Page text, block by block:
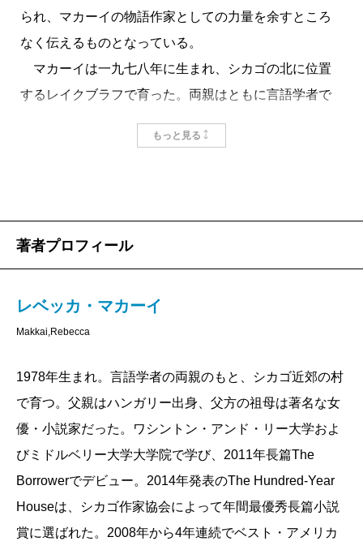
ダヤ系ルーマニア人のバイオリニストであるラデレス
クを家に迎え入れたアーロン少年は、九本しかない指
から奏でられる曲のなかに、彼の来し方の物語を聴き
取り、幻視する。アーロンの父の音楽教師だったラデ
レスクとピアニストのモルゲンシュターンの美しい二
デレスクが負った残酷な記憶や、芸術家として生きる
「惜しまれつつ世を去った人々の博物館」では、ガス
漏れでアパートの住人全員が死亡するという事故が起
知ったメラニーは、旅行中で難を逃れたホロコースト
の生き残りの女性と会話する。彼女はナチス側の青年
と結婚し、以来長く生活をともにしてきたという。数
奇な運命に翻弄され、二度までも「ガス」から生き延
びた夫婦の歴史は、メラニーの耳にピアノ伴奏とソプ
ラノの歌声となって残響し続けるのだ。
あるいは「ブリーフケース」では、ある男が思想弾
えて、忘れ難い。
▼Molly Antopol モリー・アントポル［作
いというだけでは足りない。これは本物である。
が、驚くべき形で融合している。直截なリアリズム作
品も、きわめて幻想的な作品もあるが、どれもがウィ
ットと悲しみと知性にあふれている。
▼The New Yorker ニューヨーカー
られ、マカーイの物語作家としての力量を余すところ
なく伝えるものとなっている。
マカーイは一九七八年に生まれ、シカゴの北に位置
するレイクブラフで育った。両親はともに言語学者で
あり、父親のアダム・マカーイは一九五六年のハンガ
リー動乱の際にアメリカ合衆国に亡命し、後にアメリ
た。学問だけでなく芸術一般を愛する一家に育ったこ
とも手伝い、マカーイは十代の後半から作家の道を志
るワシントン・アンド・リー大学を卒業後は、ヴァー
モント州のミドルベリー大学創作科に進学している。
ーイは注目の短篇作家となっていた。本書にも収録さ
れている「これ以上ひどい思い」「ブリーフケース」
「絵の海、絵の船」そして「砕け散るピーター・トレ
リ」は、二〇〇八年から二〇一一年まで、実に四年連
続で「ベスト・アメリカン・ショート・ストーリー
ズ」に選出され、その間にマカーイは若手作家のなか
でも短篇の名手として知名度を上げていくことにな
もっと見る
著者プロフィール
レベッカ・マカーイ
Makkai,Rebecca
1978年生まれ。言語学者の両親のもと、シカゴ近郊の村
で育つ。父親はハンガリー出身、父方の祖母は著名な女
優・小説家だった。ワシントン・アンド・リー大学およ
びミドルベリー大学大学院で学び、2011年長篇The
Borrowerでデビュー。2014年発表のThe Hundred-Year
Houseは、シカゴ作家協会によって年間最優秀長篇小説
賞に選ばれた。2008年から4年連続でベスト・アメリカ